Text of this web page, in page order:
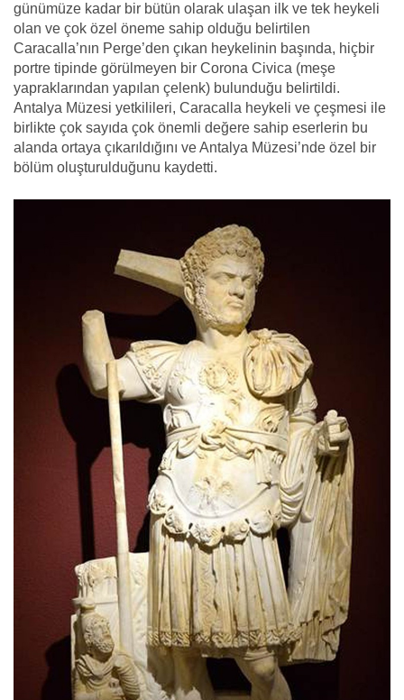
günümüze kadar bir bütün olarak ulaşan ilk ve tek heykeli
olan ve çok özel öneme sahip olduğu belirtilen
Caracalla’nın Perge’den çıkan heykelinin başında, hiçbir
portre tipinde görülmeyen bir Corona Civica (meşe
yapraklarından yapılan çelenk) bulunduğu belirtildi.
Antalya Müzesi yetkilileri, Caracalla heykeli ve çeşmesi ile
birlikte çok sayıda çok önemli değere sahip eserlerin bu
alanda ortaya çıkarıldığını ve Antalya Müzesi’nde özel bir
bölüm oluşturulduğunu kaydetti.